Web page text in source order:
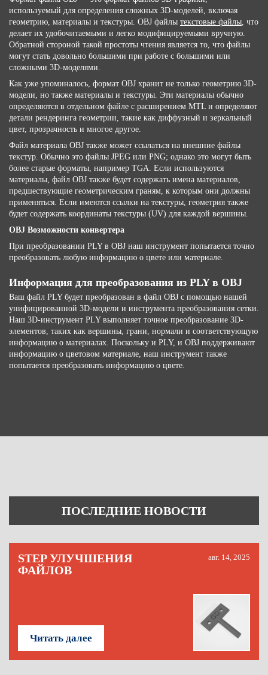
используемый для определения сложных 3D-моделей, включая
геометрию, материалы и текстуры. OBJ файлы текстовые файлы, что
делает их удобочитаемыми и легко модифицируемыми вручную.
Обратной стороной такой простоты чтения является то, что файлы
могут стать довольно большими при работе с большими или
сложными 3D-моделями.
Как уже упоминалось, формат OBJ хранит не только геометрию 3D-
модели, но также материалы и текстуры. Эти материалы обычно
определяются в отдельном файле с расширением MTL и определяют
детали рендеринга геометрии, такие как диффузный и зеркальный
цвет, прозрачность и многое другое.
Файл материала OBJ также может ссылаться на внешние файлы
текстур. Обычно это файлы JPEG или PNG; однако это могут быть
более старые форматы, например TGA. Если используются
материалы, файл OBJ также будет содержать имена материалов,
предшествующие геометрическим граням, к которым они должны
применяться. Если имеются ссылки на текстуры, геометрия также
будет содержать координаты текстуры (UV) для каждой вершины.
OBJ Возможности конвертера
При преобразовании PLY в OBJ наш инструмент попытается точно
преобразовать любую информацию о цвете или материале.
Информация для преобразования из PLY в OBJ
Ваш файл PLY будет преобразован в файл OBJ с помощью нашей
унифицированной 3D-модели и инструмента преобразования сетки.
Наш 3D-инструмент PLY выполняет точное преобразование 3D-
элементов, таких как вершины, грани, нормали и соответствующую
информацию о материалах. Поскольку и PLY, и OBJ поддерживают
информацию о цветовом материале, наш инструмент также
попытается преобразовать информацию о цвете.
ПОСЛЕДНИЕ НОВОСТИ
STEP УЛУЧШЕНИЯ
ФАЙЛОВ
авг. 14, 2025
Читать далее